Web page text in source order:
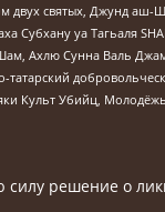
двух святых, Джунд аш-
Субхану уа Тагьаля
Ахлю Сунна Валь
татарский
Культ Убийц,
решение о